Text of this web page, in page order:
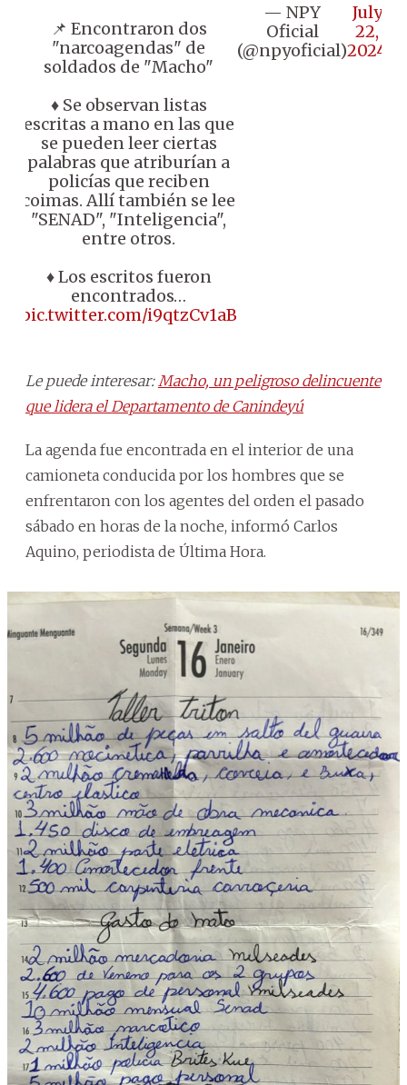
📌 Encontraron dos
"narcoagendas" de
soldados de "Macho"
♦️ Se observan listas
escritas a mano en las que
se pueden leer ciertas
palabras que atriburían a
policías que reciben
coimas. Allí también se lee
"SENAD", "Inteligencia",
entre otros.
♦️ Los escritos fueron
encontrados…
pic.twitter.com/i9qtzCv1aB
— NPY
Oficial
(@npyoficial)
July
22,
2024
Le puede interesar: Macho, un peligroso delincuente
que lidera el Departamento de Canindeyú
La agenda fue encontrada en el interior de una
camioneta conducida por los hombres que se
enfrentaron con los agentes del orden el pasado
sábado en horas de la noche, informó Carlos
Aquino, periodista de Última Hora.